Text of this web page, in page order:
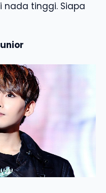
nada tinggi. Siapa